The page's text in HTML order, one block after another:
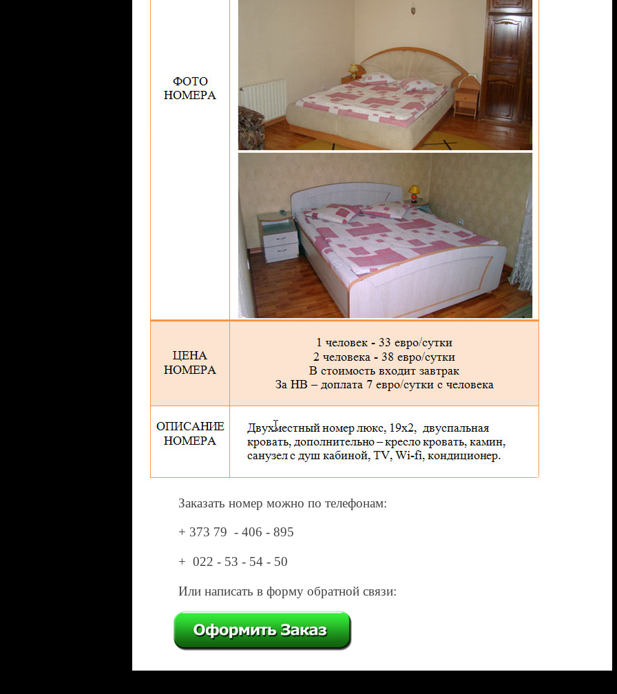
Заказать номер можно по телефонам:
+ 373 79 - 406 - 895
+ 022 - 53 - 54 - 50
Или написать в форму обратной связи: